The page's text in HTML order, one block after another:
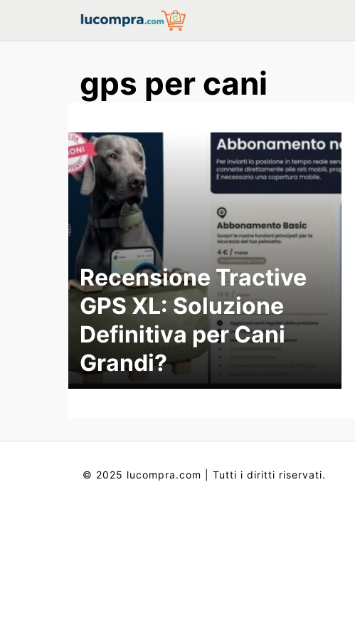
content
gps per cani
Recensione Tractive
GPS XL: Soluzione
Definitiva per Cani
Grandi?
© 2025 lucompra.com | Tutti i diritti riservati.